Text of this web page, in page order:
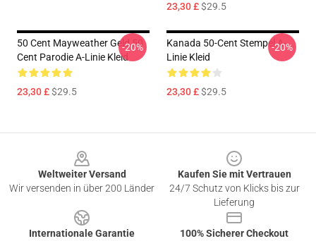
23,30 £$29.5
50 Cent Mayweather Geld 50
Cent Parodie A-Linie Kleid
23,30 £$29.5
-20%
Kanada 50-Cent Stempel A-
Linie Kleid
23,30 £$29.5
-20%
Weltweiter Versand
Wir versenden in über 200 Länder
Kaufen Sie mit Vertrauen
24/7 Schutz von Klicks bis zur
Lieferung
Internationale Garantie
100% Sicherer Checkout